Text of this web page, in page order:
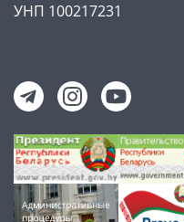
УНП 100217231